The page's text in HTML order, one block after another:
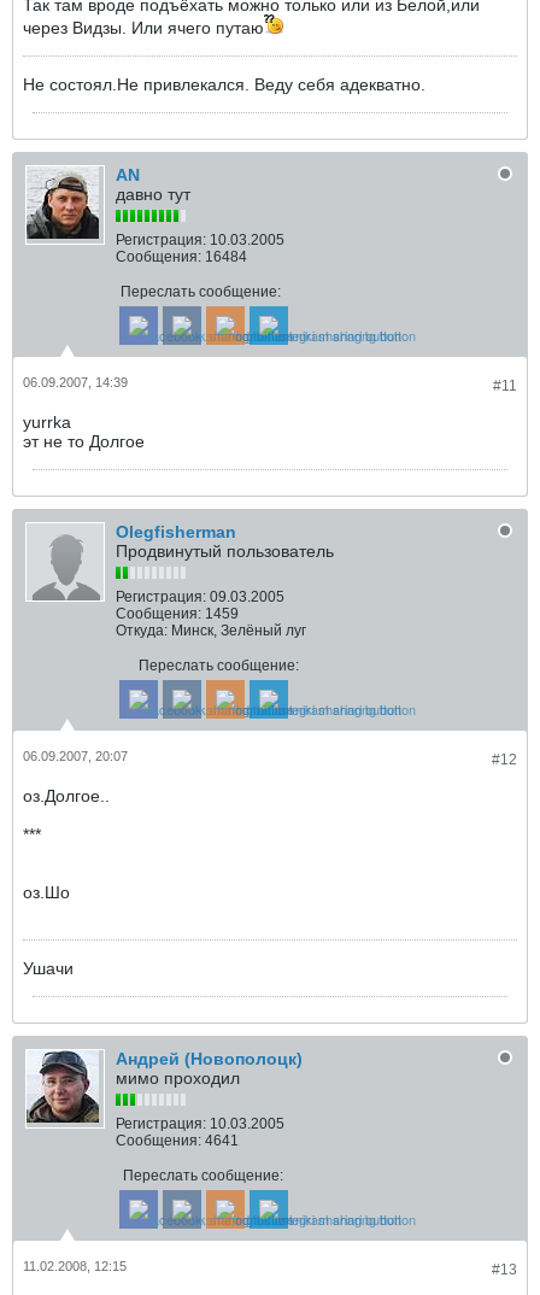
Так там вроде подъёхать можно только или из Белой,или
через Видзы. Или ячего путаю
Не состоял.Не привлекался. Веду себя адекватно.
AN
давно тут
Регистрация: 10.03.2005
Сообщения: 16484
Переслать сообщение:
#11
06.09.2007, 14:39
yurrka
эт не то Долгое
Olegfisherman
Продвинутый пользователь
Регистрация: 09.03.2005
Сообщения: 1459
Откуда: Минск, Зелёный луг
Переслать сообщение:
#12
06.09.2007, 20:07
оз.Долгое..
***
оз.Шо
Ушачи
Андрей (Новополоцк)
мимо проходил
Регистрация: 10.03.2005
Сообщения: 4641
Переслать сообщение:
#13
11.02.2008, 12:15